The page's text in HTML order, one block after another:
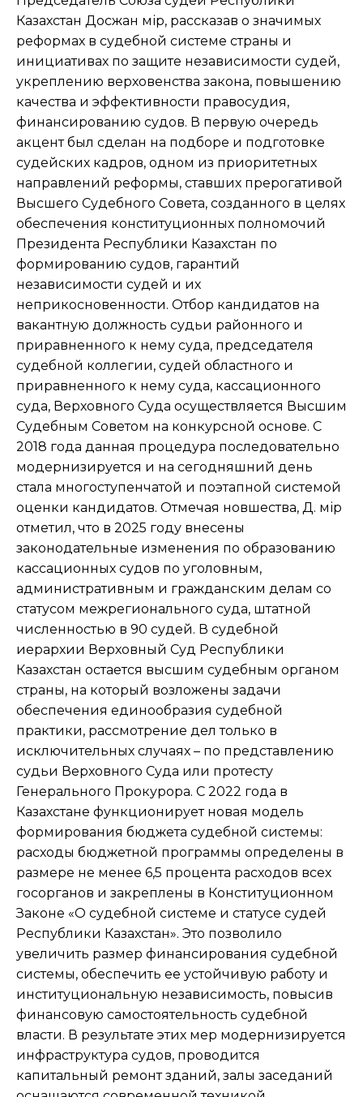
Казахстан Досжан Әмір, рассказав о значимых
реформах в судебной системе страны и
инициативах по защите независимости судей,
укреплению верховенства закона, повышению
качества и эффективности правосудия,
финансированию судов. В первую очередь
акцент был сделан на подборе и подготовке
судейских кадров, одном из приоритетных
направлений реформы, ставших прерогативой
Высшего Судебного Совета, созданного в целях
обеспечения конституционных полномочий
Президента Республики Казахстан по
формированию судов, гарантий
независимости судей и их
неприкосновенности. Отбор кандидатов на
вакантную должность судьи районного и
приравненного к нему суда, председателя
судебной коллегии, судей областного и
приравненного к нему суда, кассационного
суда, Верховного Суда осуществляется Высшим
Судебным Советом на конкурсной основе. С
2018 года данная процедура последовательно
модернизируется и на сегодняшний день
стала многоступенчатой и поэтапной системой
оценки кандидатов. Отмечая новшества, Д. Әмір
отметил, что в 2025 году внесены
законодательные изменения по образованию
кассационных судов по уголовным,
административным и гражданским делам со
статусом межрегионального суда, штатной
численностью в 90 судей. В судебной
иерархии Верховный Суд Республики
Казахстан остается высшим судебным органом
страны, на который возложены задачи
обеспечения единообразия судебной
практики, рассмотрение дел только в
исключительных случаях – по представлению
судьи Верховного Суда или протесту
Генерального Прокурора. С 2022 года в
Казахстане функционирует новая модель
формирования бюджета судебной системы:
расходы бюджетной программы определены в
размере не менее 6,5 процента расходов всех
госорганов и закреплены в Конституционном
Законе «О судебной системе и статусе судей
Республики Казахстан». Это позволило
увеличить размер финансирования судебной
системы, обеспечить ее устойчивую работу и
институциональную независимость, повысив
финансовую самостоятельность судебной
власти. В результате этих мер модернизируется
инфраструктура судов, проводится
капитальный ремонт зданий, залы заседаний